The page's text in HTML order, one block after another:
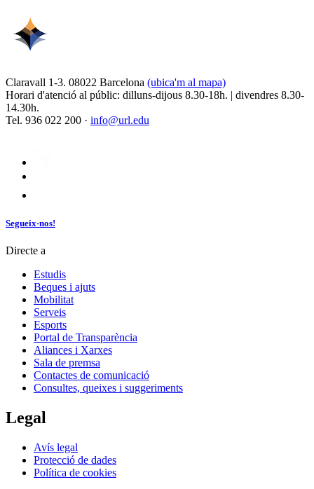
Claravall 1-3. 08022 Barcelona (ubica'm al mapa)
Horari d'atenció al públic: dilluns-dijous 8.30-18h. | divendres 8.30-
14.30h.
Tel. 936 022 200 · info@url.edu
Segueix-nos!
Directe a
Estudis
Beques i ajuts
Mobilitat
Serveis
Esports
Portal de Transparència
Aliances i Xarxes
Sala de premsa
Contactes de comunicació
Consultes, queixes i suggeriments
Legal
Avís legal
Protecció de dades
Política de cookies